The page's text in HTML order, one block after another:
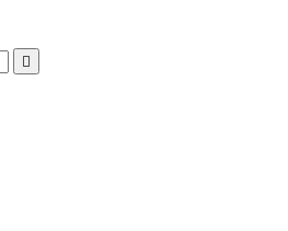
